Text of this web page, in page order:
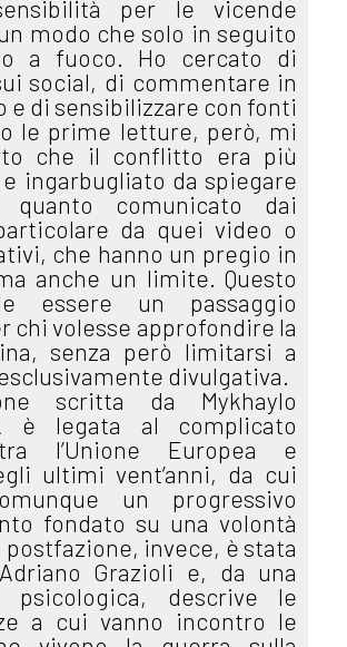
per le vicende
modo che solo in seguito
a fuoco. Ho cercato di
social, di commentare in
e di sensibilizzare con fonti
le prime letture, però, mi
che il conflitto era più
ingarbugliato da spiegare
comunicato dai
da quei video o
che hanno un pregio in
anche un limite. Questo
essere un passaggio
chi volesse approfondire la
senza però limitarsi a
divulgativa.
scritta da Mykhaylo
è legata al complicato
l’Unione Europea e
ultimi vent’anni, da cui
un progressivo
fondato su una volontà
postfazione, invece, è stata
Grazioli e, da una
psicologica, descrive le
a cui vanno incontro le